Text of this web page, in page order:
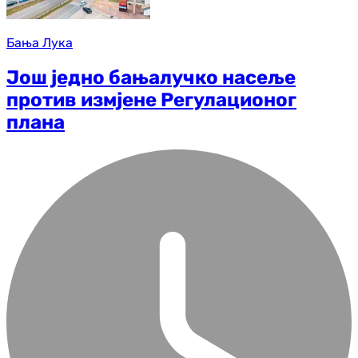
Бања Лука
Још једно бањалучко насеље
против измјене Регулационог
плана